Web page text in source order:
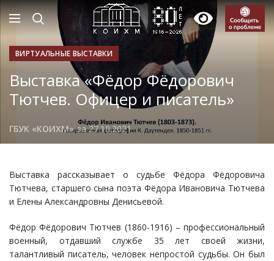
ВИРТУАЛЬНЫЕ ВЫСТАВКИ
Выставка «Фёдор Фёдорович
Тютчев. Офицер и писатель»
ГБУК «КОИХМ» за 27.10.2021
Выставка рассказывает о судьбе Фёдора Фёдоровича
Тютчева, старшего сына поэта Фёдора Ивановича Тютчева
и Елены Александровны Денисьевой.
Фёдор Фёдорович Тютчев (1860-1916) – профессиональный
военный, отдавший службе 35 лет своей жизни,
талантливый писатель, человек непростой судьбы. Он был